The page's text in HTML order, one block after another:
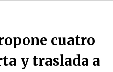
de hachas es tan
vez más popular)
de 2022
cuatro
y traslada a